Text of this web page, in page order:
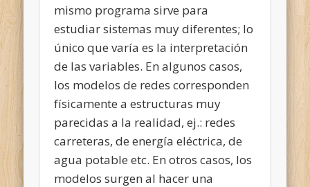
mismo programa sirve para
estudiar sistemas muy diferentes; lo
único que varía es la interpretación
de las variables. En algunos casos,
los modelos de redes corresponden
físicamente a estructuras muy
parecidas a la realidad, ej.: redes
carreteras, de energía eléctrica, de
agua potable etc. En otros casos, los
modelos surgen al hacer una